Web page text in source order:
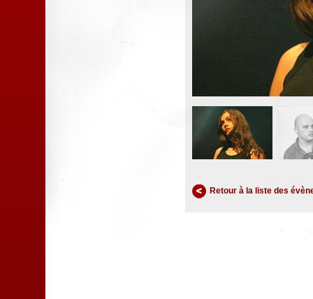
Retour à la liste des